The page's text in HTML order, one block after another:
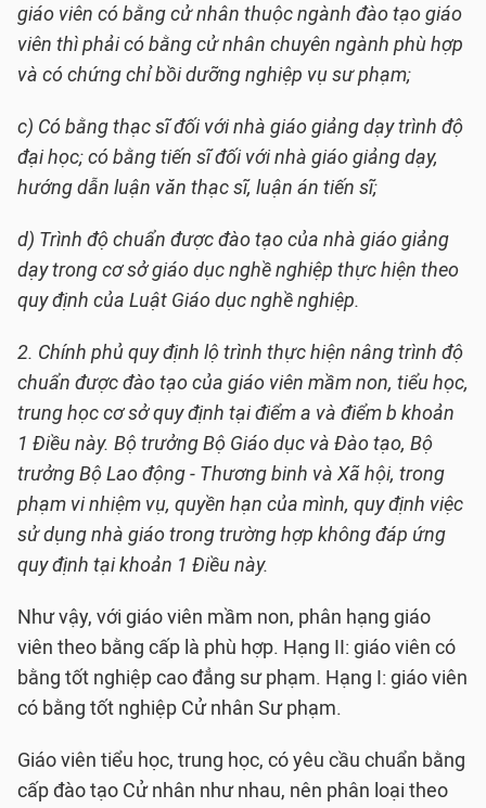
giáo viên có bằng cử nhân thuộc ngành đào tạo giáo
viên thì phải có bằng cử nhân chuyên ngành phù hợp
và có chứng chỉ bồi dưỡng nghiệp vụ sư phạm;
c) Có bằng thạc sĩ đối với nhà giáo giảng dạy trình độ
đại học; có bằng tiến sĩ đối với nhà giáo giảng dạy,
hướng dẫn luận văn thạc sĩ, luận án tiến sĩ;
d) Trình độ chuẩn được đào tạo của nhà giáo giảng
dạy trong cơ sở giáo dục nghề nghiệp thực hiện theo
quy định của Luật Giáo dục nghề nghiệp.
2. Chính phủ quy định lộ trình thực hiện nâng trình độ
chuẩn được đào tạo của giáo viên mầm non, tiểu học,
trung học cơ sở quy định tại điểm a và điểm b khoản
1 Điều này. Bộ trưởng Bộ Giáo dục và Đào tạo, Bộ
trưởng Bộ Lao động - Thương binh và Xã hội, trong
phạm vi nhiệm vụ, quyền hạn của mình, quy định việc
sử dụng nhà giáo trong trường hợp không đáp ứng
quy định tại khoản 1 Điều này.
Như vậy, với giáo viên mầm non, phân hạng giáo
viên theo bằng cấp là phù hợp. Hạng II: giáo viên có
bằng tốt nghiệp cao đẳng sư phạm. Hạng I: giáo viên
có bằng tốt nghiệp Cử nhân Sư phạm.
Giáo viên tiểu học, trung học, có yêu cầu chuẩn bằng
cấp đào tạo Cử nhân như nhau, nên phân loại theo